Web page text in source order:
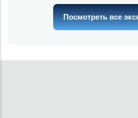
Посмотреть все